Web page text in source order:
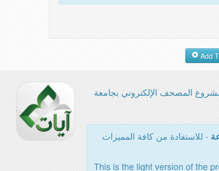
المصحف الإلكتروني بجامعة
- للاستفادة من كافة المميزات
This is the light version of the